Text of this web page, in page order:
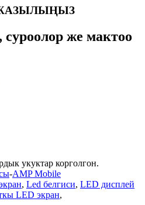
же мактоо
укуктар корголгон.
-AMP Mobile
, Led белгиси, LED дисплей
LED экран,